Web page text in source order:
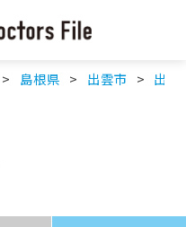
島根県 出雲市 出雲